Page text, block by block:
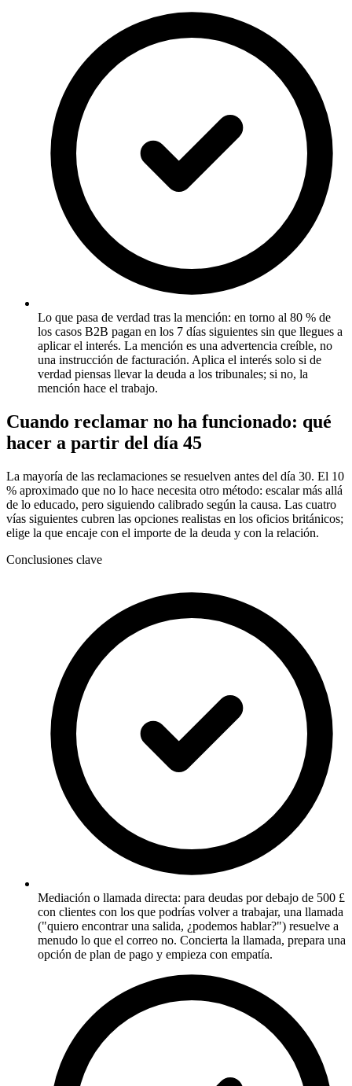
Lo que pasa de verdad tras la mención: en torno al 80 % de
los casos B2B pagan en los 7 días siguientes sin que llegues a
aplicar el interés. La mención es una advertencia creíble, no
una instrucción de facturación. Aplica el interés solo si de
verdad piensas llevar la deuda a los tribunales; si no, la
mención hace el trabajo.
Cuando reclamar no ha funcionado: qué
hacer a partir del día 45
La mayoría de las reclamaciones se resuelven antes del día 30. El 10
% aproximado que no lo hace necesita otro método: escalar más allá
de lo educado, pero siguiendo calibrado según la causa. Las cuatro
vías siguientes cubren las opciones realistas en los oficios británicos;
elige la que encaje con el importe de la deuda y con la relación.
Conclusiones clave
Mediación o llamada directa: para deudas por debajo de 500 £
con clientes con los que podrías volver a trabajar, una llamada
("quiero encontrar una salida, ¿podemos hablar?") resuelve a
menudo lo que el correo no. Concierta la llamada, prepara una
opción de plan de pago y empieza con empatía.